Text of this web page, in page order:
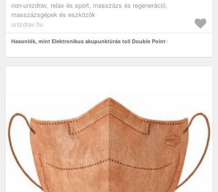
non-unizdrav, relax és sport, masszázs és regeneráció,
masszázsgépek és eszközök
unizdrav.hu
Hasonlók, mint Elektronikus akupunktúrás toll Double Point